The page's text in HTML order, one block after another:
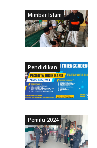
Mimbar Islam
Pendidikan
Pemilu 2024